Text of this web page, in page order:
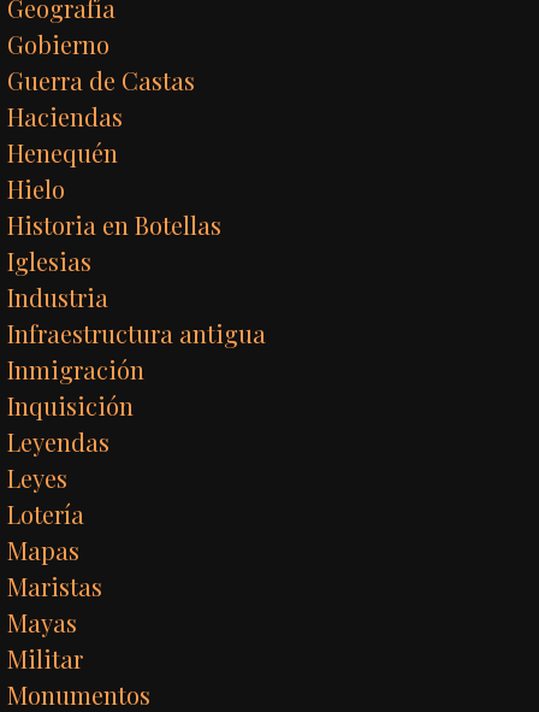
Geografía
Gobierno
Guerra de Castas
Haciendas
Henequén
Hielo
Historia en Botellas
Iglesias
Industria
Infraestructura antigua
Inmigración
Inquisición
Leyendas
Leyes
Lotería
Mapas
Maristas
Mayas
Militar
Monumentos